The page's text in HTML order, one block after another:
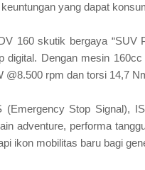
yang dapat
160 skutik bergaya “SUV
digital. Dengan mesin
@8.500 rpm dan torsi 14,7
(Emergency Stop Signal),
adventure, performa
ikon mobilitas baru bagi